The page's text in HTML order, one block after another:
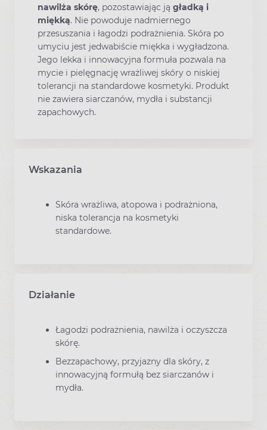
nawilża skórę, pozostawiając ją gładką i
miękką. Nie powoduje nadmiernego
przesuszania i łagodzi podrażnienia. Skóra po
umyciu jest jedwabiście miękka i wygładzona.
Jego lekka i innowacyjna formuła pozwala na
mycie i pielęgnację wrażliwej skóry o niskiej
tolerancji na standardowe kosmetyki. Produkt
nie zawiera siarczanów, mydła i substancji
zapachowych.
Wskazania
Skóra wrażliwa, atopowa i podrażniona,
niska tolerancja na kosmetyki
standardowe.
Działanie
Łagodzi podrażnienia, nawilża i oczyszcza
skórę.
Bezzapachowy, przyjazny dla skóry, z
innowacyjną formułą bez siarczanów i
mydła.